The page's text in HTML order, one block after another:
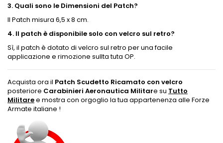
3. Quali sono le Dimensioni del Patch?
Il Patch misura 6,5 x 8 cm.
4. Il patch è disponibile solo con velcro sul retro?
Sì, il patch è dotato di velcro sul retro per una facile
applicazione e rimozione sullta tuta OP.
Acquista ora il Patch Scudetto Ricamato con velcro
posteriore Carabinieri Aeronautica Militare su Tutto
Militaree mostra con orgoglio la tua appartenenza alle Forze
Armate italiane !